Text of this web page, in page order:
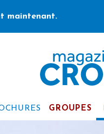
maintenant.
GROUPES